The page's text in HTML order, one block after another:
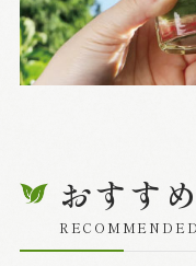
おすす
RECOMMENDED